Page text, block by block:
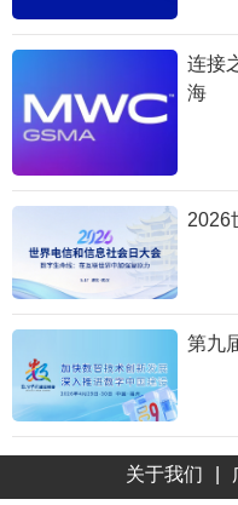
连接之妙
海
2026
第九
关于我们